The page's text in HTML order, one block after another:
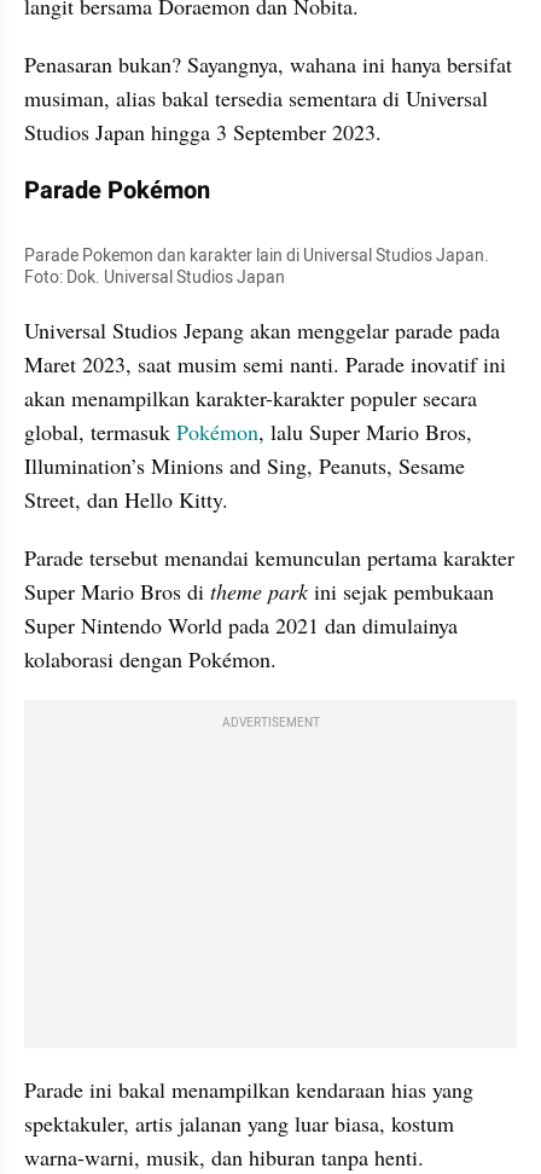
langit bersama Doraemon dan Nobita.
Penasaran bukan? Sayangnya, wahana ini hanya bersifat
musiman, alias bakal tersedia sementara di Universal
Studios Japan hingga 3 September 2023.
Parade Pokémon
Parade Pokemon dan karakter lain di Universal Studios Japan.
Foto: Dok. Universal Studios Japan
Universal Studios Jepang akan menggelar parade pada
Maret 2023, saat musim semi nanti. Parade inovatif ini
akan menampilkan karakter-karakter populer secara
global, termasuk Pokémon, lalu Super Mario Bros,
Illumination’s Minions and Sing, Peanuts, Sesame
Street, dan Hello Kitty.
Parade tersebut menandai kemunculan pertama karakter
Super Mario Bros di theme park ini sejak pembukaan
Super Nintendo World pada 2021 dan dimulainya
kolaborasi dengan Pokémon.
ADVERTISEMENT
Parade ini bakal menampilkan kendaraan hias yang
spektakuler, artis jalanan yang luar biasa, kostum
warna-warni, musik, dan hiburan tanpa henti.